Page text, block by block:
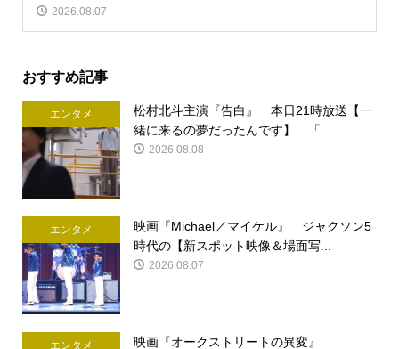
2026.08.07
おすすめ記事
エンタメ
松村北斗主演『告白』 本日21時放送【一
緒に来るの夢だったんです】 「...
2026.08.08
エンタメ
映画『Michael／マイケル』 ジャクソン5
時代の【新スポット映像＆場面写...
2026.08.07
エンタメ
映画『オークストリートの異変』